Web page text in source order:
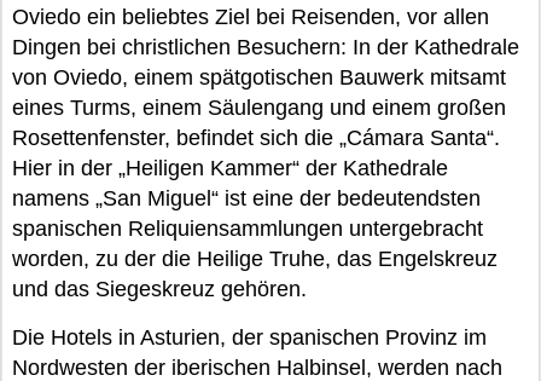
Oviedo ein beliebtes Ziel bei Reisenden, vor allen
Dingen bei christlichen Besuchern: In der Kathedrale
von Oviedo, einem spätgotischen Bauwerk mitsamt
eines Turms, einem Säulengang und einem großen
Rosettenfenster, befindet sich die „Cámara Santa“.
Hier in der „Heiligen Kammer“ der Kathedrale
namens „San Miguel“ ist eine der bedeutendsten
spanischen Reliquiensammlungen untergebracht
worden, zu der die Heilige Truhe, das Engelskreuz
und das Siegeskreuz gehören.
Die Hotels in Asturien, der spanischen Provinz im
Nordwesten der iberischen Halbinsel, werden nach